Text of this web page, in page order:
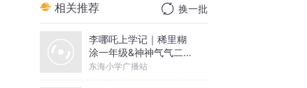
相关推荐 换一批
李哪吒上学记｜稀里糊
涂一年级&神神气气二年
级
东海小学广播站